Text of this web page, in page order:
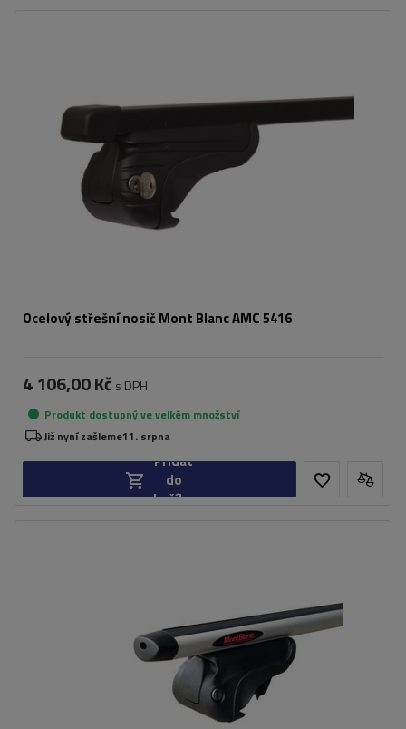
Ocelový střešní nosič Mont Blanc AMC 5416
4 106,00 Kč s DPH
Produkt dostupný ve velkém množství
Již nyní zašleme11. srpna
Přidat
do
košíku